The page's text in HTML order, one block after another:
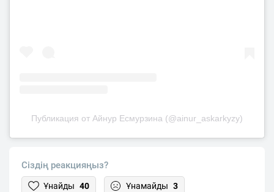
Публикация от Айнур Есмурзина (@ainur_askarkyzy)
Сіздің реакцияңыз?
Ұнайды 40 Ұнамайды 3